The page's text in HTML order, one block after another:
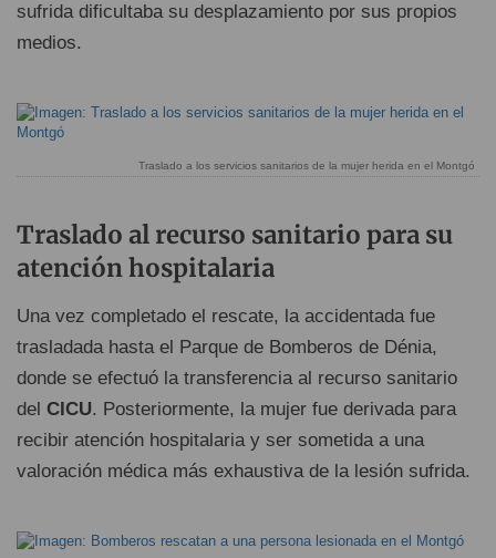
sufrida dificultaba su desplazamiento por sus propios
medios.
Traslado a los servicios sanitarios de la mujer herida en el Montgó
Traslado al recurso sanitario para su
atención hospitalaria
Una vez completado el rescate, la accidentada fue
trasladada hasta el Parque de Bomberos de Dénia,
donde se efectuó la transferencia al recurso sanitario
del CICU. Posteriormente, la mujer fue derivada para
recibir atención hospitalaria y ser sometida a una
valoración médica más exhaustiva de la lesión sufrida.